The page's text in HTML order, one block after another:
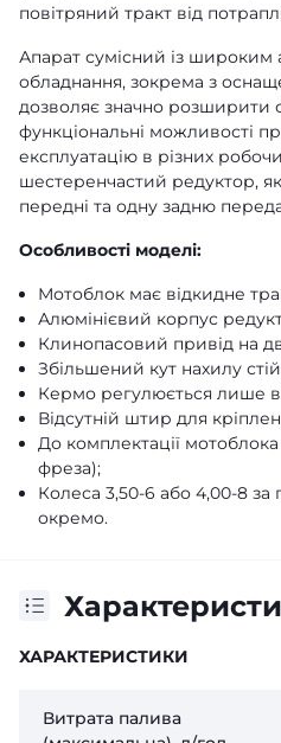
повітряний тракт від
Апарат сумісний із широким
обладнання, зокрема з
дозволяє значно розширити
функціональні можливості
експлуатацію в різних
шестеренчастий редуктор,
передні та одну задню
Особливості моделі:
Мотоблок має відкидне
Алюмінієвий корпус
Клинопасовий привід на
Збільшений кут нахилу
Кермо регулюється лише
Відсутній штир для
До комплектації
фреза);
Колеса 3,50-6 або 4,00-8 за
окремо.
ХАРАКТЕРИСТИКИ
Витрата палива